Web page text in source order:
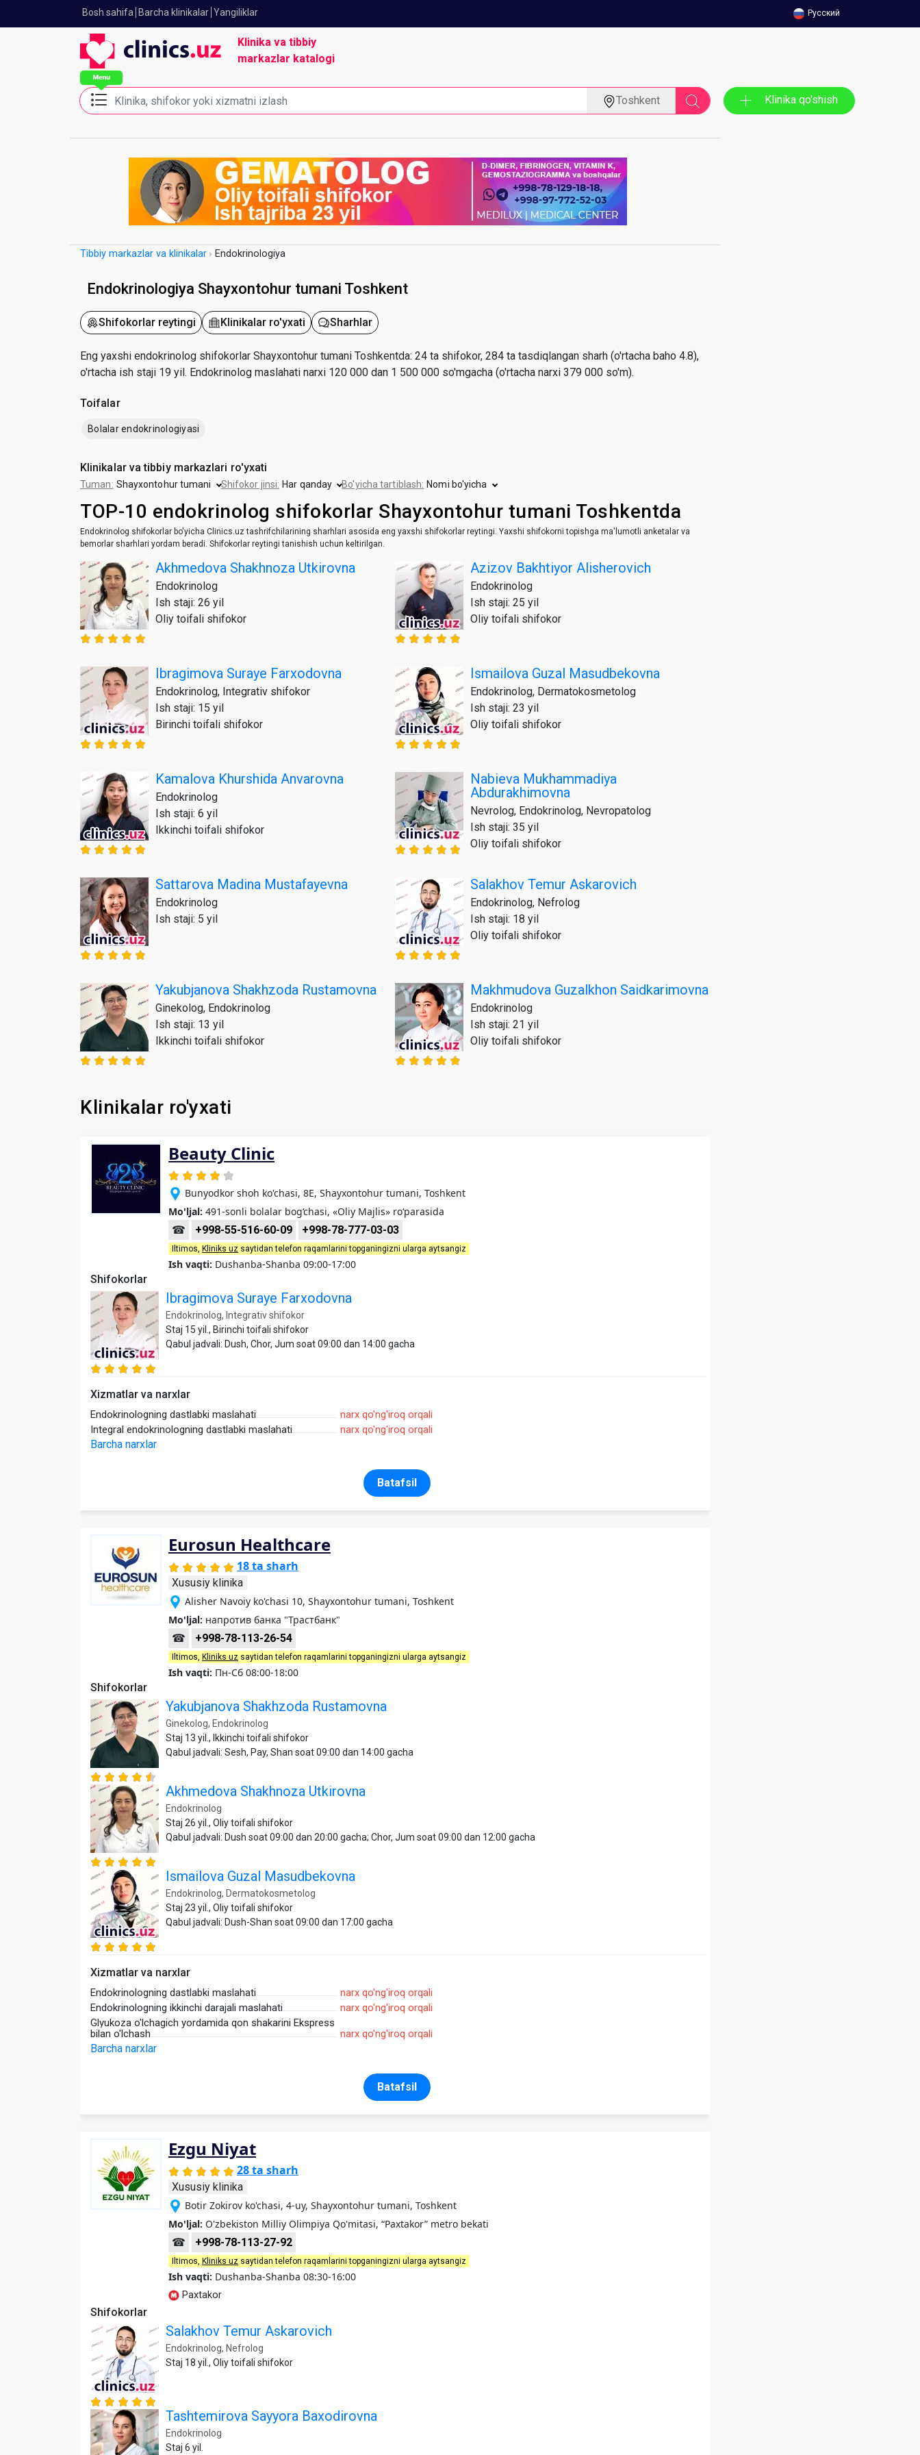
Bosh sahifa Barcha klinikalar Yangiliklar Русский
Klinika va tibbiy
markazlar katalogi
Toshkent Klinika qo'shish
Tibbiy markazlar va klinikalar Endokrinologiya
Endokrinologiya Shayxontohur tumani Toshkent
Shifokorlar reytingi Klinikalar ro'yxati Sharhlar
Eng yaxshi endokrinolog shifokorlar Shayxontohur tumani Toshkentda: 24 ta shifokor, 284 ta tasdiqlangan sharh (o'rtacha baho 4.8),
o'rtacha ish staji 19 yil. Endokrinolog maslahati narxi 120 000 dan 1 500 000 so'mgacha (o'rtacha narxi 379 000 so'm).
Toifalar
Bolalar endokrinologiyasi
Klinikalar va tibbiy markazlari ro'yxati
Tuman: Shayxontohur tumani Shifokor jinsi: Har qanday Bo'yicha tartiblash: Nomi bo'yicha
TOP-10 endokrinolog shifokorlar Shayxontohur tumani Toshkentda
Endokrinolog shifokorlar bo'yicha Clinics.uz tashrifchilarining sharhlari asosida eng yaxshi shifokorlar reytingi. Yaxshi shifokorni topishga ma'lumotli anketalar va
bemorlar sharhlari yordam beradi. Shifokorlar reytingi tanishish uchun keltirilgan.
Akhmedova Shakhnoza Utkirovna
Endokrinolog
Ish staji: 26 yil
Oliy toifali shifokor
Azizov Bakhtiyor Alisherovich
Endokrinolog
Ish staji: 25 yil
Oliy toifali shifokor
Ibragimova Suraye Farxodovna
Endokrinolog, Integrativ shifokor
Ish staji: 15 yil
Birinchi toifali shifokor
Ismailova Guzal Masudbekovna
Endokrinolog, Dermatokosmetolog
Ish staji: 23 yil
Oliy toifali shifokor
Kamalova Khurshida Anvarovna
Endokrinolog
Ish staji: 6 yil
Ikkinchi toifali shifokor
Nabieva Mukhammadiya
Abdurakhimovna
Nevrolog, Endokrinolog, Nevropatolog
Ish staji: 35 yil
Oliy toifali shifokor
Sattarova Madina Mustafayevna
Endokrinolog
Ish staji: 5 yil
Salakhov Temur Askarovich
Endokrinolog, Nefrolog
Ish staji: 18 yil
Oliy toifali shifokor
Yakubjanova Shakhzoda Rustamovna
Ginekolog, Endokrinolog
Ish staji: 13 yil
Ikkinchi toifali shifokor
Makhmudova Guzalkhon Saidkarimovna
Endokrinolog
Ish staji: 21 yil
Oliy toifali shifokor
Klinikalar ro'yxati
Beauty Clinic
Bunyodkor shoh ko'chasi, 8E, Shayxontohur tumani, Toshkent
Mo'ljal: 491-sonli bolalar bog‘chasi, «Oliy Majlis» ro‘parasida
☎
+998-55-516-60-09 +998-78-777-03-03
Iltimos, Kliniks uz saytidan telefon raqamlarini topganingizni ularga aytsangiz
Ish vaqti: Dushanba-Shanba 09:00-17:00
Shifokorlar
Ibragimova Suraye Farxodovna
Endokrinolog, Integrativ shifokor
Staj 15 yil., Birinchi toifali shifokor
Qabul jadvali: Dush, Chor, Jum soat 09:00 dan 14:00 gacha
Xizmatlar va narxlar
Endokrinologning dastlabki maslahati
narx qo'ng'iroq orqali
Integral endokrinologning dastlabki maslahati
narx qo'ng'iroq orqali
Barcha narxlar
Batafsil
Eurosun Healthcare
18 ta sharh
Xususiy klinika
Alisher Navoiy ko'chasi 10, Shayxontohur tumani, Toshkent
Mo'ljal: напротив банка "Трастбанк"
☎
+998-78-113-26-54
Iltimos, Kliniks uz saytidan telefon raqamlarini topganingizni ularga aytsangiz
Ish vaqti: Пн-Сб 08:00-18:00
Shifokorlar
Yakubjanova Shakhzoda Rustamovna
Ginekolog, Endokrinolog
Staj 13 yil., Ikkinchi toifali shifokor
Qabul jadvali: Sesh, Pay, Shan soat 09:00 dan 14:00 gacha
Akhmedova Shakhnoza Utkirovna
Endokrinolog
Staj 26 yil., Oliy toifali shifokor
Qabul jadvali: Dush soat 09:00 dan 20:00 gacha; Chor, Jum soat 09:00 dan 12:00 gacha
Ismailova Guzal Masudbekovna
Endokrinolog, Dermatokosmetolog
Staj 23 yil., Oliy toifali shifokor
Qabul jadvali: Dush-Shan soat 09:00 dan 17:00 gacha
Xizmatlar va narxlar
Endokrinologning dastlabki maslahati
narx qo'ng'iroq orqali
Endokrinologning ikkinchi darajali maslahati
narx qo'ng'iroq orqali
Glyukoza o'lchagich yordamida qon shakarini Ekspress
bilan o'lchash
narx qo'ng'iroq orqali
Barcha narxlar
Batafsil
Ezgu Niyat
28 ta sharh
Xususiy klinika
Botir Zokirov ko'chasi, 4-uy, Shayxontohur tumani, Toshkent
Mo'ljal: O'zbekiston Milliy Olimpiya Qo'mitasi, “Paxtakor” metro bekati
☎
+998-78-113-27-92
Iltimos, Kliniks uz saytidan telefon raqamlarini topganingizni ularga aytsangiz
Ish vaqti: Dushanba-Shanba 08:30-16:00
Paxtakor
Shifokorlar
Salakhov Temur Askarovich
Endokrinolog, Nefrolog
Staj 18 yil., Oliy toifali shifokor
Tashtemirova Sayyora Baxodirovna
Endokrinolog
Staj 6 yil.